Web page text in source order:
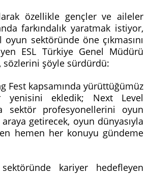
özellikle gençler ve aileler
farkındalık yaratmak istiyor,
sektöründe öne çıkmasını
ESL Türkiye Genel Müdürü
sözlerini şöyle sürdürdü:
Fest kapsamında yürüttüğümüz
yenisini ekledik; Next Level
sektör profesyonellerini oyun
getirecek, oyun dünyasıyla
hemen her konuyu gündeme
kariyer hedefleyen